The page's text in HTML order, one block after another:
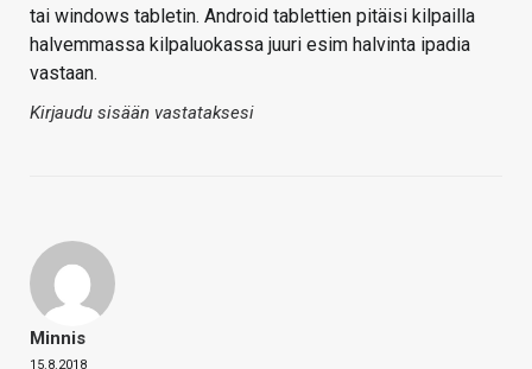
tai windows tabletin. Android tablettien pitäisi kilpailla
halvemmassa kilpaluokassa juuri esim halvinta ipadia
vastaan.
Kirjaudu sisään vastataksesi
Minnis
15.8.2018